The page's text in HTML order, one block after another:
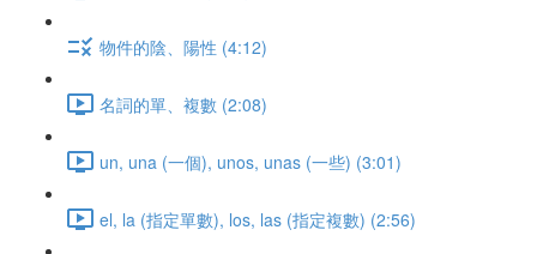
物件的陰、陽性 (4:12)
名詞的單、複數 (2:08)
un, una (一個), unos, unas (一些) (3:01)
el, la (指定單數), los, las (指定複數) (2:56)